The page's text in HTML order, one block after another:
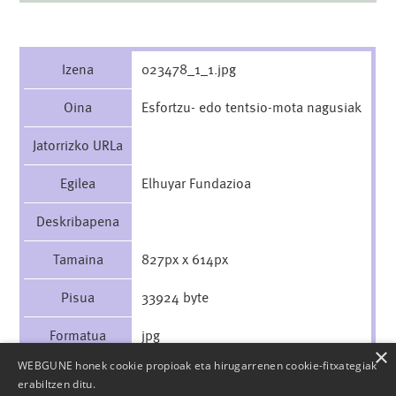
Izena 023478_1_1.jpg
Oina Esfortzu- edo tentsio-mota nagusiak
Jatorrizko URLa
Egilea Elhuyar Fundazioa
Deskribapena
Tamaina 827px x 614px
Pisua 33924 byte
Formatua jpg
Lizentzia CC BY-SA 4.0
WEBGUNE honek cookie propioak eta hirugarrenen cookie-fitxategiak
erabiltzen ditu.
×